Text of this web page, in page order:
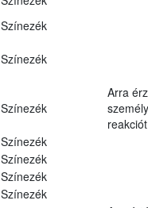
Színezék
Színezék
Színezék
Arra
Színezék
Színezék
Színezék
Színezék